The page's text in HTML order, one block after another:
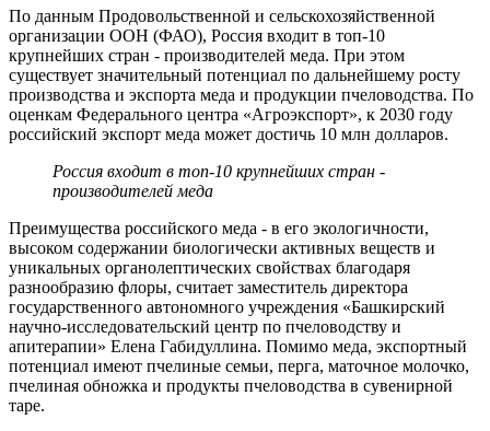
По данным Продовольственной и сельскохозяйственной
организации ООН (ФАО), Россия входит в топ-10
крупнейших стран - производителей меда. При этом
существует значительный потенциал по дальнейшему росту
производства и экспорта меда и продукции пчеловодства. По
оценкам Федерального центра «Агроэкспорт», к 2030 году
российский экспорт меда может достичь 10 млн долларов.
Россия входит в топ-10 крупнейших стран -
производителей меда
Преимущества российского меда - в его экологичности,
высоком содержании биологически активных веществ и
уникальных органолептических свойствах благодаря
разнообразию флоры, считает заместитель директора
государственного автономного учреждения «Башкирский
научно-исследовательский центр по пчеловодству и
апитерапии» Елена Габидуллина. Помимо меда, экспортный
потенциал имеют пчелиные семьи, перга, маточное молочко,
пчелиная обножка и продукты пчеловодства в сувенирной
таре.